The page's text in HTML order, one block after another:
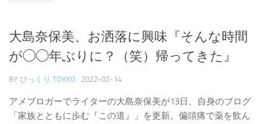
大島奈保美、お洒落に興味『そんな時間
が◯◯年ぶりに？（笑）帰ってきた』
BY びっくり.TOKYO · 2022-02-14
アメブロガーでライターの大島奈保美が13日、自身のブログ
「家族とともに歩む『この道』」を更新。偏頭痛で薬を飲ん